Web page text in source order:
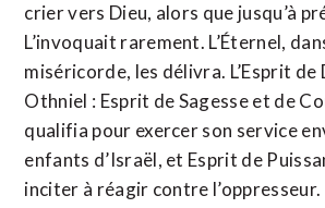
crier vers Dieu, alors que jusqu’à
L’invoquait rarement. L’Éternel,
miséricorde, les délivra. L’Esprit de
Othniel : Esprit de Sagesse et de
qualifia pour exercer son service
enfants d’Israël, et Esprit de
inciter à réagir contre l’oppresseur.